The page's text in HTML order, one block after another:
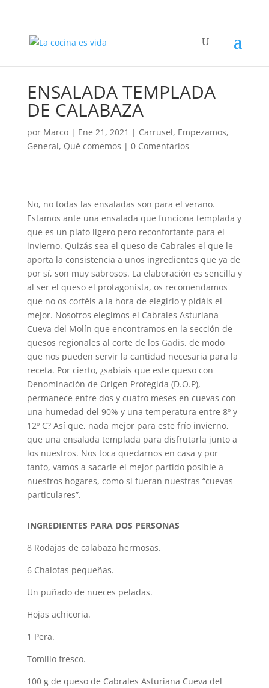
ENSALADA TEMPLADA
DE CALABAZA
por Marco| Ene 21, 2021 | Carrusel, Empezamos,
General, Qué comemos | 0 Comentarios
No, no todas las ensaladas son para el verano.
Estamos ante una ensalada que funciona templada y
que es un plato ligero pero reconfortante para el
invierno. Quizás sea el queso de Cabrales el que le
aporta la consistencia a unos ingredientes que ya de
por sí, son muy sabrosos. La elaboración es sencilla y
al ser el queso el protagonista, os recomendamos
que no os cortéis a la hora de elegirlo y pidáis el
mejor. Nosotros elegimos el Cabrales Asturiana
Cueva del Molín que encontramos en la sección de
quesos regionales al corte de los Gadis, de modo
que nos pueden servir la cantidad necesaria para la
receta. Por cierto, ¿sabíais que este queso con
Denominación de Origen Protegida (D.O.P),
permanece entre dos y cuatro meses en cuevas con
una humedad del 90% y una temperatura entre 8º y
12º C? Así que, nada mejor para este frío invierno,
que una ensalada templada para disfrutarla junto a
los nuestros. Nos toca quedarnos en casa y por
tanto, vamos a sacarle el mejor partido posible a
nuestros hogares, como si fueran nuestras “cuevas
particulares”.
INGREDIENTES PARA DOS PERSONAS
8 Rodajas de calabaza hermosas.
6 Chalotas pequeñas.
Un puñado de nueces peladas.
Hojas achicoria.
1 Pera.
Tomillo fresco.
100 g de queso de Cabrales Asturiana Cueva del